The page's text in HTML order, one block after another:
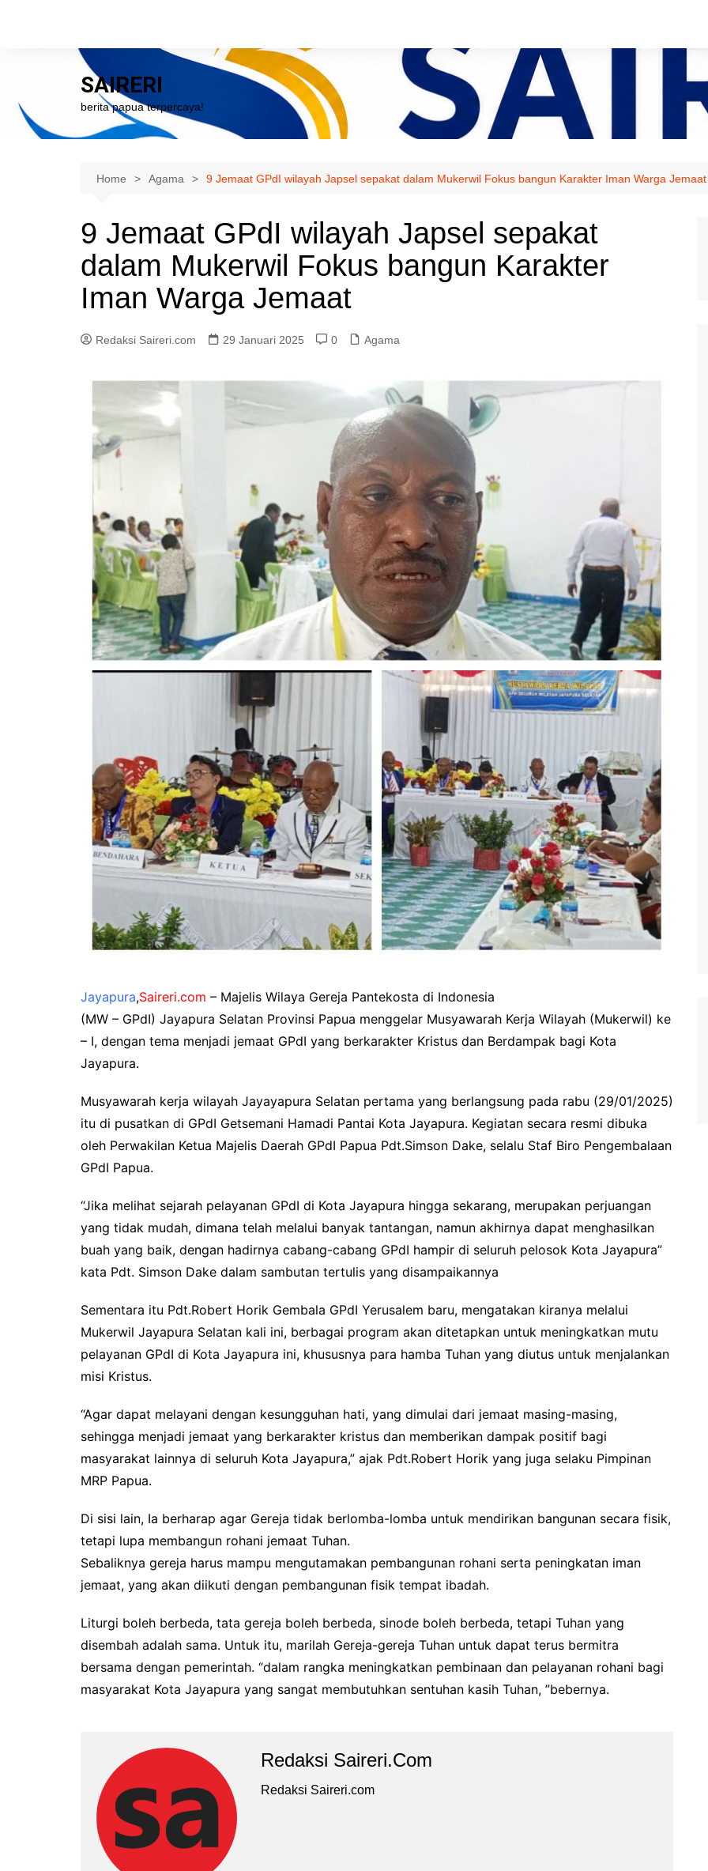
SAIRERI
berita papua terpercaya!
Home Agama 9 Jemaat GPdI wilayah Japsel sepakat dalam Mukerwil Fokus bangun Karakter Iman Warga Jemaat
9 Jemaat GPdI wilayah Japsel sepakat
dalam Mukerwil Fokus bangun Karakter
Iman Warga Jemaat
Redaksi Saireri.com 29 Januari 2025 0 Agama
Jayapura,Saireri.com – Majelis Wilaya Gereja Pantekosta di Indonesia
(MW – GPdI) Jayapura Selatan Provinsi Papua menggelar Musyawarah Kerja Wilayah (Mukerwil) ke
– I, dengan tema menjadi jemaat GPdI yang berkarakter Kristus dan Berdampak bagi Kota
Jayapura.
Musyawarah kerja wilayah Jayayapura Selatan pertama yang berlangsung pada rabu (29/01/2025)
itu di pusatkan di GPdI Getsemani Hamadi Pantai Kota Jayapura. Kegiatan secara resmi dibuka
oleh Perwakilan Ketua Majelis Daerah GPdI Papua Pdt.Simson Dake, selalu Staf Biro Pengembalaan
GPdI Papua.
“Jika melihat sejarah pelayanan GPdI di Kota Jayapura hingga sekarang, merupakan perjuangan
yang tidak mudah, dimana telah melalui banyak tantangan, namun akhirnya dapat menghasilkan
buah yang baik, dengan hadirnya cabang-cabang GPdI hampir di seluruh pelosok Kota Jayapura”
kata Pdt. Simson Dake dalam sambutan tertulis yang disampaikannya
Sementara itu Pdt.Robert Horik Gembala GPdI Yerusalem baru, mengatakan kiranya melalui
Mukerwil Jayapura Selatan kali ini, berbagai program akan ditetapkan untuk meningkatkan mutu
pelayanan GPdI di Kota Jayapura ini, khususnya para hamba Tuhan yang diutus untuk menjalankan
misi Kristus.
“Agar dapat melayani dengan kesungguhan hati, yang dimulai dari jemaat masing-masing,
sehingga menjadi jemaat yang berkarakter kristus dan memberikan dampak positif bagi
masyarakat lainnya di seluruh Kota Jayapura,” ajak Pdt.Robert Horik yang juga selaku Pimpinan
MRP Papua.
Di sisi lain, Ia berharap agar Gereja tidak berlomba-lomba untuk mendirikan bangunan secara fisik,
tetapi lupa membangun rohani jemaat Tuhan.
Sebaliknya gereja harus mampu mengutamakan pembangunan rohani serta peningkatan iman
jemaat, yang akan diikuti dengan pembangunan fisik tempat ibadah.
Liturgi boleh berbeda, tata gereja boleh berbeda, sinode boleh berbeda, tetapi Tuhan yang
disembah adalah sama. Untuk itu, marilah Gereja-gereja Tuhan untuk dapat terus bermitra
bersama dengan pemerintah. “dalam rangka meningkatkan pembinaan dan pelayanan rohani bagi
masyarakat Kota Jayapura yang sangat membutuhkan sentuhan kasih Tuhan, ”bebernya.
Redaksi Saireri.com
Redaksi Saireri.com